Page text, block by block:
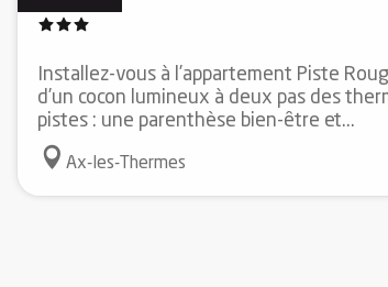
Installez-vous à l’appartement Piste
d’un cocon lumineux à deux pas des
pistes : une parenthèse bien-être et...
Ax-les-Thermes